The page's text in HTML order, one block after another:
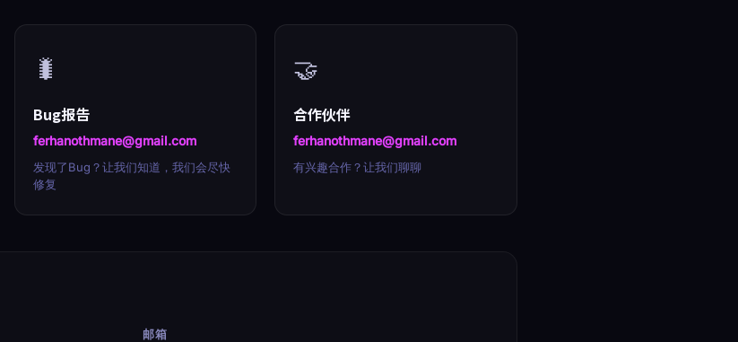
🐛
Bug报告
ferhanothmane@gmail.com
发现了Bug？让我们知道，我们会尽快
修复
🤝
合作伙伴
ferhanothmane@gmail.com
有兴趣合作？让我们聊聊
邮箱